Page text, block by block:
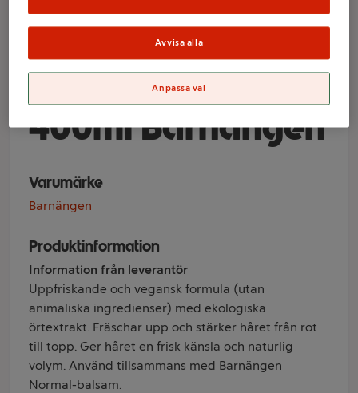
Schampo Normal
400ml Barnängen
Varumärke
Barnängen
Produktinformation
Information från leverantör
Uppfriskande och vegansk formula (utan
animaliska ingredienser) med ekologiska
örtextrakt. Fräschar upp och stärker håret från rot
till topp. Ger håret en frisk känsla och naturlig
volym. Använd tillsammans med Barnängen
Normal-balsam.
Avvisa alla
Anpassa val